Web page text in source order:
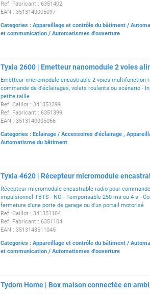
Ref. Fabricant : 6351402
EAN : 3513140005097
Categories : Appareillage et contrôle du bâtiment /
et communication / Automatismes d'ouverture
Tyxia 2600 | Emetteur nanomodule 2 voies
Emetteur micromodule encastrable 2 voies multifonction
commande de d'éclairages, volets roulants ou scénario -
petite taille
Ref. Caillot : 341351399
Ref. Fabricant : 6351399
EAN : 3513140005066
Categories : Eclairage / Accessoires d'éclairage ,
Automatisme du bâtiment
Tyxia 4620 | Récepteur micromodule
Récepteur micromodule encastrable radio pour
impulsionnel TBTS - NO - Temporisable 250 ms ou 4 s -
fermeture d'une porte de garage ou d'un portail motorisé
Ref. Caillot : 341351104
Ref. Fabricant : 6351104
EAN : 3513143511045
Categories : Appareillage et contrôle du bâtiment /
et communication / Automatismes d'ouverture
Tydom Home | Box maison connectée en